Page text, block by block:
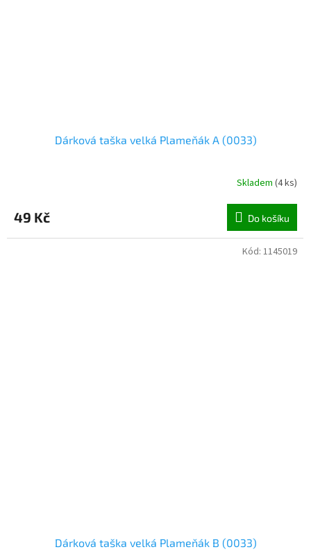
Dárková taška velká Plameňák A (0033)
Skladem (4 ks)
49 Kč Do košíku
Dárková taška velká Plameňák B (0033)
Kód: 1145019